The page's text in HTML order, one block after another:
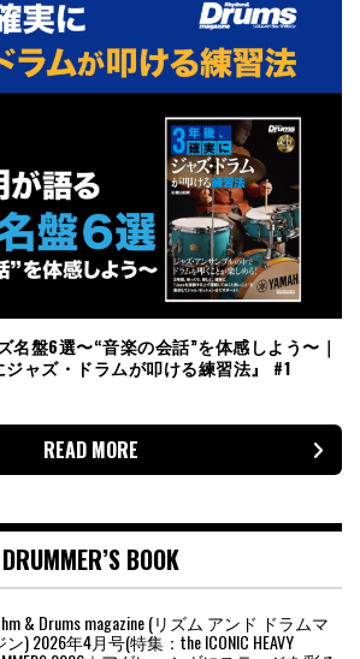
名盤6選〜“音楽の会話”を体感しよう〜｜
ャズ・ドラムが叩ける練習法』 #1
READ MORE
DRUMMER’S BOOK
& Drums magazine (リズム アンド ドラムマ
) 2026年4月号(特集：the ICONIC HEAVY